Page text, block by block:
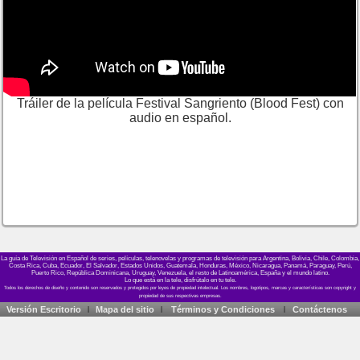
Tráiler de la película Festival Sangriento (Blood Fest) con
audio en español.
La guía de Televisión en Español de series, películas, telenovelas y programas de televisión para Argentina, Bolivia, Chile, Colombia,
Costa Rica, Cuba, Ecuador, El Salvador, Estados Unidos, Guatemala, Honduras, México, Nicaragua, Panamá, Paraguay, Perú,
Puerto Rico, República Dominicana, Uruguay, Venezuela, el resto de Latinoamérica, España y el mundo latino.
Lo que está en la tele, disfrútalo en tu tele.
Versión Escritorio Mapa del sitio Términos y Condiciones Contáctenos